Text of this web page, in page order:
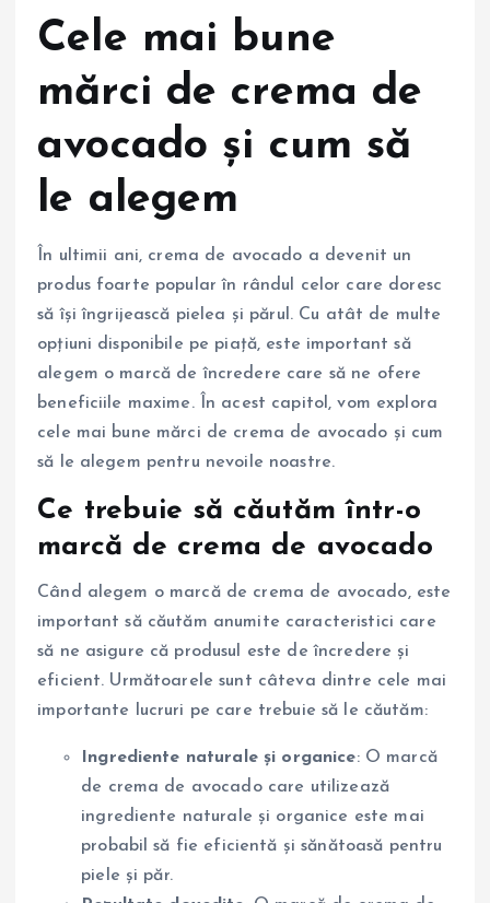
Cele mai bune
mărci de crema de
avocado și cum să
le alegem
În ultimii ani, crema de avocado a devenit un
produs foarte popular în rândul celor care doresc
să își îngrijească pielea și părul. Cu atât de multe
opțiuni disponibile pe piață, este important să
alegem o marcă de încredere care să ne ofere
beneficiile maxime. În acest capitol, vom explora
cele mai bune mărci de crema de avocado și cum
să le alegem pentru nevoile noastre.
Ce trebuie să căutăm într-o
marcă de crema de avocado
Când alegem o marcă de crema de avocado, este
important să căutăm anumite caracteristici care
să ne asigure că produsul este de încredere și
eficient. Următoarele sunt câteva dintre cele mai
importante lucruri pe care trebuie să le căutăm:
Ingrediente naturale și organice: O marcă
de crema de avocado care utilizează
ingrediente naturale și organice este mai
probabil să fie eficientă și sănătoasă pentru
piele și păr.